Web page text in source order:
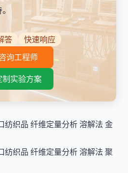
答
快速响应
询工程师
制实验方案
织品 纤维定量分析 溶解法 金
织品 纤维定量分析 溶解法 聚